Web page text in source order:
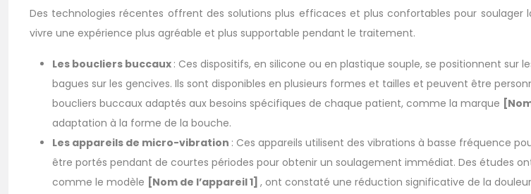
Des technologies récentes offrent des solutions plus efficaces et plus confortables pour
vivre une expérience plus agréable et plus supportable pendant le traitement.
Les boucliers buccaux : Ces dispositifs, en silicone ou en plastique souple, se positionnent
bagues sur les gencives. Ils sont disponibles en plusieurs formes et tailles et peuvent être
boucliers buccaux adaptés aux besoins spécifiques de chaque patient, comme la marque
adaptation à la forme de la bouche.
Les appareils de micro-vibration : Ces appareils utilisent des vibrations à basse fréquence
être portés pendant de courtes périodes pour obtenir un soulagement immédiat. Des études
comme le modèle [Nom de l’appareil 1] , ont constaté une réduction significative de la